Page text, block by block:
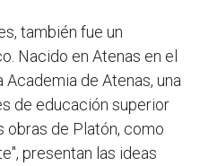
también fue un
Nacido en Atenas en el
Academia de Atenas, una
de educación superior
obras de Platón, como
presentan las ideas